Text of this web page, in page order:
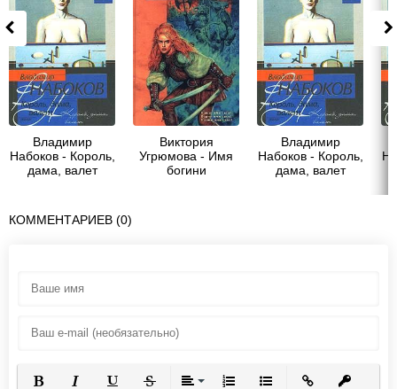
Владимир
Набоков - Король,
дама, валет
Виктория
Угрюмова - Имя
богини
Владимир
Набоков - Король,
дама, валет
КОММЕНТАРИЕВ (0)